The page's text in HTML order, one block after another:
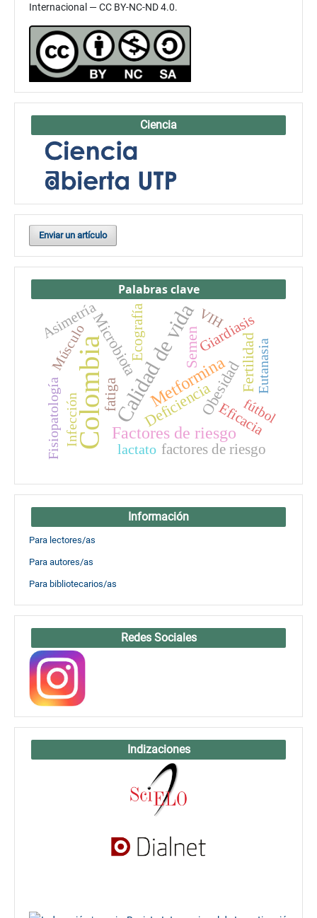
Internacional — CC BY-NC-ND 4.0.
Ciencia
Enviar un artículo
Palabras clave
ColombiaCalidad de vida
Factores de riesgo
Metformina
Microbiota
Obesidad
Semen Fertilidad
Deficiencia
factores de riesgo
fatiga
Giardiasis
Eficacia
Asimetría Ecografía VIH
Músculo
fútbol
lactato
Eutanasia
Infección
Fisiopatología
Información
Para lectores/as
Para autores/as
Para bibliotecarios/as
Redes Sociales
Indizaciones